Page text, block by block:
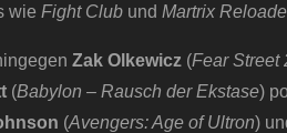
wie Fight Club und Martrix
Zak Olkewicz (Fear Street
(Babylon – Rausch der Ekstase)
(Avengers: Age of Ultron)